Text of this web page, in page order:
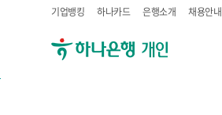
기업뱅킹 하나카드 은행소개 채용안내